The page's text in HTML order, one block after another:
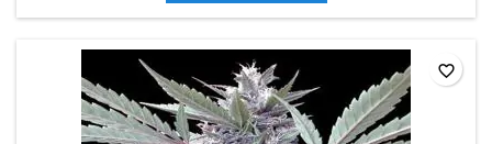
especiados,...
favorite_border